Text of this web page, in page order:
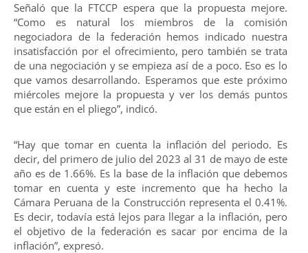
Señaló que la FTCCP espera que la propuesta mejore.
“Como es natural los miembros de la comisión
negociadora de la federación hemos indicado nuestra
insatisfacción por el ofrecimiento, pero también se trata
de una negociación y se empieza así de a poco. Eso es lo
que vamos desarrollando. Esperamos que este próximo
miércoles mejore la propuesta y ver los demás puntos
que están en el pliego”, indicó.
“Hay que tomar en cuenta la inflación del periodo. Es
decir, del primero de julio del 2023 al 31 de mayo de este
año es de 1.66%. Es la base de la inflación que debemos
tomar en cuenta y este incremento que ha hecho la
Cámara Peruana de la Construcción representa el 0.41%.
Es decir, todavía está lejos para llegar a la inflación, pero
el objetivo de la federación es sacar por encima de la
inflación”, expresó.